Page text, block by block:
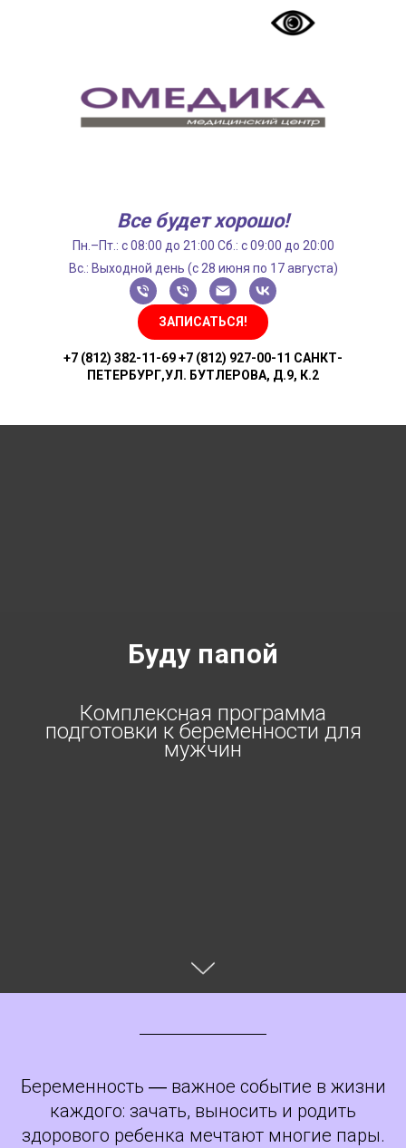
Все будет хорошо!
Пн.–Пт.: с 08:00 до 21:00 Сб.: с 09:00 до 20:00
Вс.: Выходной день (с 28 июня по 17 августа)
ЗАПИСАТЬСЯ!
+7 (812) 382-11-69 +7 (812) 927-00-11 САНКТ-
ПЕТЕРБУРГ,УЛ. БУТЛЕРОВА, Д.9, К.2
Буду папой
Комплексная программа
подготовки к беременности для
мужчин
Беременность ― важное событие в жизни
каждого: зачать, выносить и родить
здорового ребенка мечтают многие пары.